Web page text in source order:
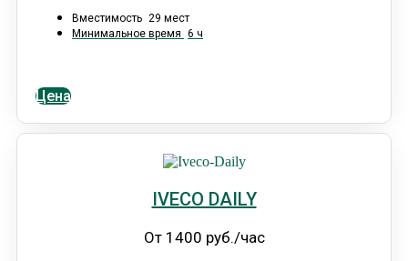
Вместимость 29 мест
Минимальное время 6 ч
Цена
IVECO DAILY
От 1400 руб./час